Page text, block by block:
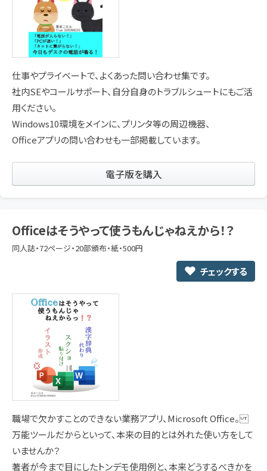
仕事やプライベートで、よくあった問い合わせ集です。
社内SEやコールサポート、自分自身のトラブルシュートにもご活
用ください。
Windows10環境をメインに、プリンタ等の周辺機器、
Officeアプリの問い合わせも一部掲載しています。
電子版を購入
Officeはそうやって使うもんじゃねえから！？
同人誌・72ページ・20部頒布・紙・500円
チェックする
職場で欠かすことのできない業務アプリ、Microsoft Office。
万能ツールだからといって、本来の目的とは外れた使い方をして
いませんか？
著者が今まで目にしたトンデモ使用例と、本来どうするべきかを